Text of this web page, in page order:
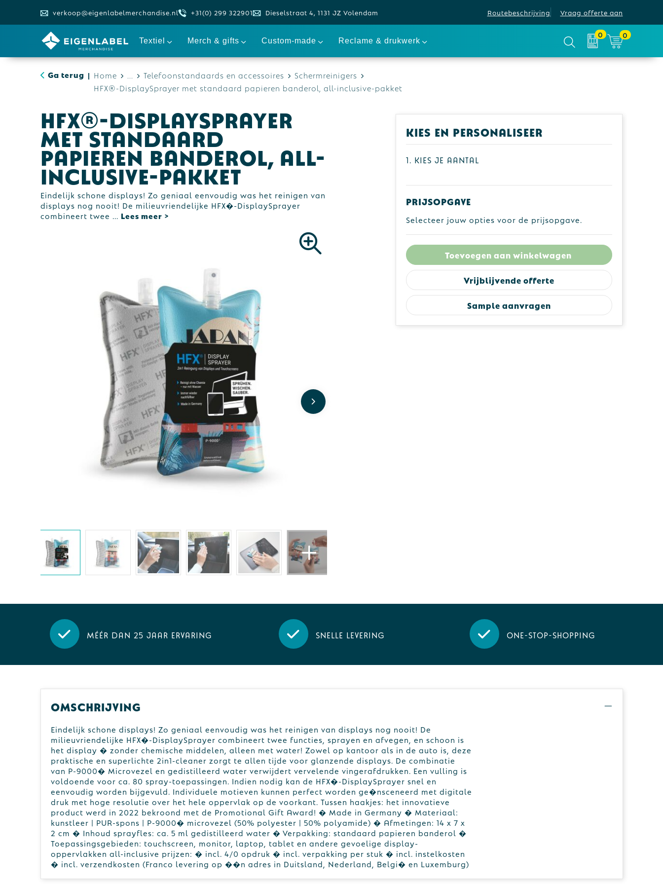
verkoop@eigenlabelmerchandise.nl +31(0) 299 322901 Dieselstraat 4, 1131 JZ Volendam Routebeschrijving Vraag offerte aan
Textiel Merch & gifts Custom-made Reclame & drukwerk
0 0
Ga terug | Home Telefoonstandaards en accessoires
Schermreinigers
HFX®-DisplaySprayer met standaard papieren banderol, all-inclusive-pakket
HFX®-DisplaySprayer
met standaard
papieren banderol, all-
inclusive-pakket
Eindelijk schone displays! Zo geniaal eenvoudig was het reinigen van
displays nog nooit! De milieuvriendelijke HFX�-DisplaySprayer
combineert twee
Kies en personaliseer
1. Kies je aantal
Prijsopgave
Selecteer jouw opties voor de prijsopgave.
Toevoegen aan winkelwagen
Vrijblijvende offerte
Sample aanvragen
Méér dan 25 jaar ervaring Snelle levering One-stop-shopping
Omschrijving
Eindelijk schone displays! Zo geniaal eenvoudig was het reinigen van displays nog nooit! De
milieuvriendelijke HFX�-DisplaySprayer combineert twee functies, sprayen en afvegen, en schoon is
het display � zonder chemische middelen, alleen met water! Zowel op kantoor als in de auto is, deze
praktische en superlichte 2in1-cleaner zorgt te allen tijde voor glanzende displays. De combinatie
van P-9000� Microvezel en gedistilleerd water verwijdert vervelende vingerafdrukken. Een vulling is
voldoende voor ca. 80 spray-toepassingen. Indien nodig kan de HFX�-DisplaySprayer snel en
eenvoudig worden bijgevuld. Individuele motieven kunnen perfect worden ge�nsceneerd met digitale
druk met hoge resolutie over het hele oppervlak op de voorkant. Tussen haakjes: het innovatieve
product werd in 2022 bekroond met de Promotional Gift Award! � Made in Germany � Materiaal:
kunstleer | PUR-spons | P-9000� microvezel (50% polyester | 50% polyamide) � Afmetingen: 14 x 7 x
2 cm � Inhoud sprayfles: ca. 5 ml gedistilleerd water � Verpakking: standaard papieren banderol �
Toepassingsgebieden: touchscreen, monitor, laptop, tablet en andere gevoelige display-
oppervlakken all-inclusive prijzen: � incl. 4/0 opdruk � incl. verpakking per stuk � incl. instelkosten
� incl. verzendkosten (Franco levering op ��n adres in Duitsland, Nederland, Belgi� en Luxemburg)